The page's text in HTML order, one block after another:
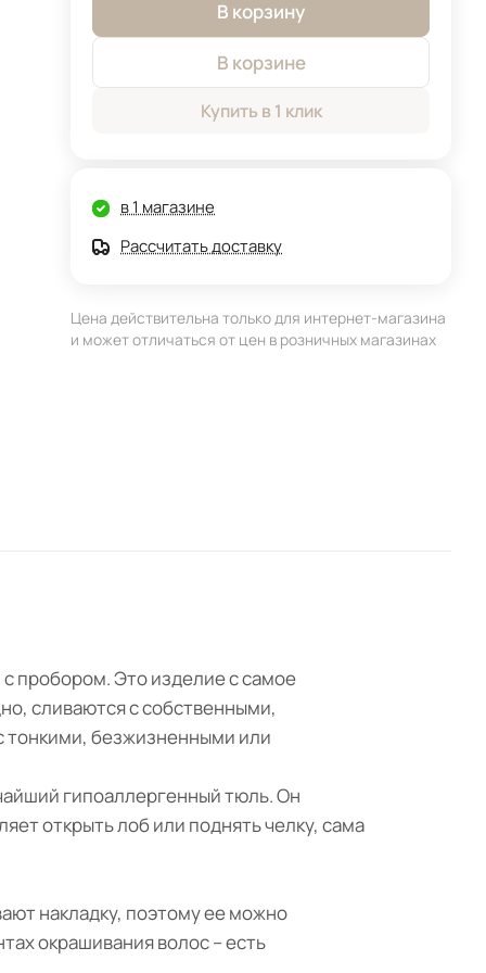
В корзину
В корзине
Купить в 1 клик
в 1 магазине
Рассчитать доставку
Цена действительна только для интернет-магазина
и может отличаться от цен в розничных магазинах
с пробором. Это изделие с самое
сливаются с собственными,
тонкими, безжизненными или
гипоаллергенный тюль. Он
открыть лоб или поднять челку, сама
накладку, поэтому ее можно
окрашивания волос – есть